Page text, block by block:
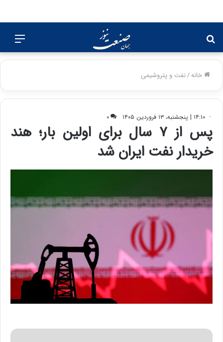
برای
خانه/نفت و پتروشیمی
۱۴:۱۰ | پنجشنبه، ۱۳ فروردین ۱۴۰۵ ۰
پس از ۷ سال برای اولین بار؛ هند
خریدار نفت ایران شد